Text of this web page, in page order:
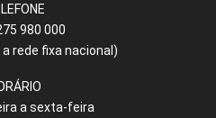
980 000
rede fixa nacional)
a sexta-feira